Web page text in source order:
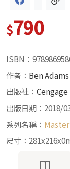
$790
ISBN：
作者： Ben Adams
出版社：
出版日期：2018/
系列名稱：
尺寸：